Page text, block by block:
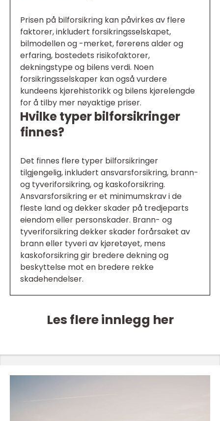
Prisen på bilforsikring kan påvirkes av flere
faktorer, inkludert forsikringsselskapet,
bilmodellen og -merket, førerens alder og
erfaring, bostedets risikofaktorer,
dekningstype og bilens verdi. Noen
forsikringsselskaper kan også vurdere
kundeens kjørehistorikk og bilens kjørelengde
for å tilby mer nøyaktige priser.
Hvilke typer bilforsikringer
finnes?
Det finnes flere typer bilforsikringer
tilgjengelig, inkludert ansvarsforsikring, brann-
og tyveriforsikring, og kaskoforsikring.
Ansvarsforsikring er et minimumskrav i de
fleste land og dekker skader på tredjeparts
eiendom eller personskader. Brann- og
tyveriforsikring dekker skader forårsaket av
brann eller tyveri av kjøretøyet, mens
kaskoforsikring gir bredere dekning og
beskyttelse mot en bredere rekke
skadehendelser.
Les flere innlegg her